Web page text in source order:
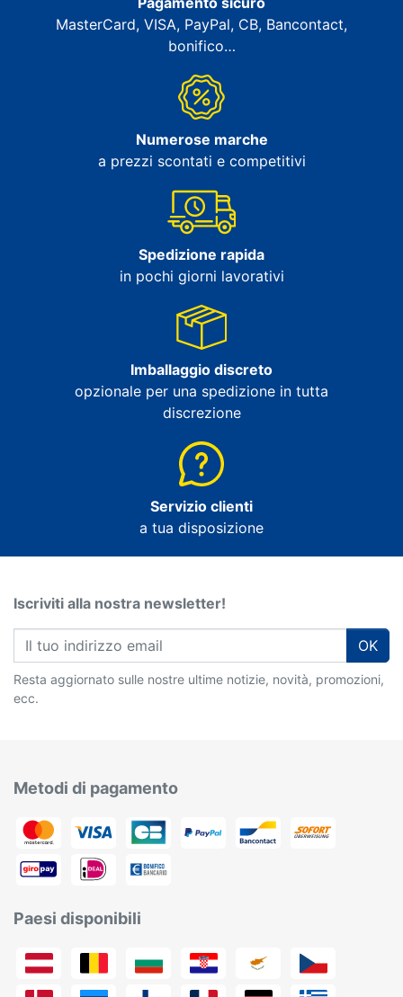
MasterCard, VISA, PayPal, CB, Bancontact,
bonifico…
Numerose marche
a prezzi scontati e competitivi
Spedizione rapida
in pochi giorni lavorativi
Imballaggio discreto
opzionale per una spedizione in tutta
discrezione
Servizio clienti
a tua disposizione
Iscriviti alla nostra newsletter!
OK
Resta aggiornato sulle nostre ultime notizie, novità, promozioni,
ecc.
Metodi di pagamento
Paesi disponibili